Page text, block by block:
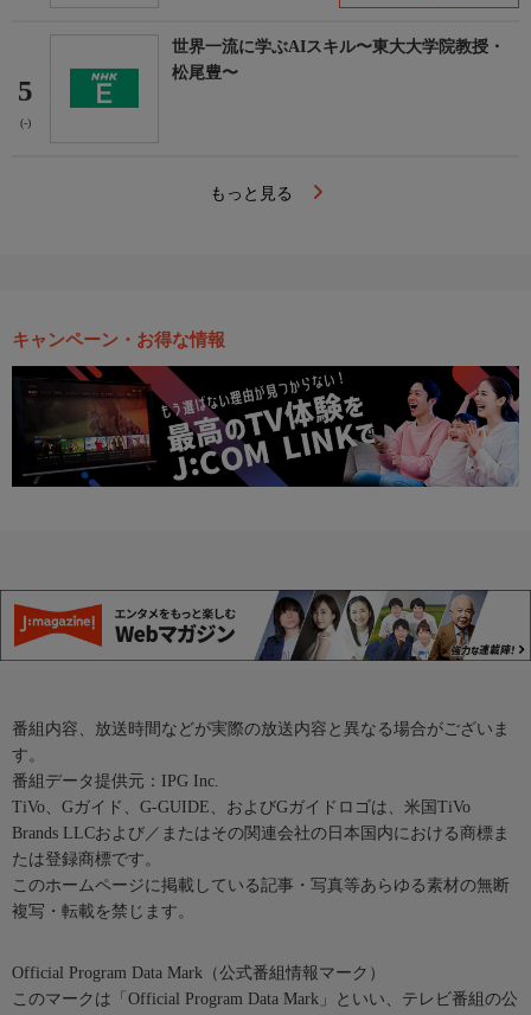
5
(-)
世界一流に学ぶAIスキル〜東大大学院教授・
松尾豊〜
もっと見る
キャンペーン・お得な情報
番組内容、放送時間などが実際の放送内容と異なる場合がございま
す。
番組データ提供元：IPG Inc.
TiVo、Gガイド、G-GUIDE、およびGガイドロゴは、米国TiVo
Brands LLCおよび／またはその関連会社の日本国内における商標ま
たは登録商標です。
このホームページに掲載している記事・写真等あらゆる素材の無断
複写・転載を禁じます。
Official Program Data Mark（公式番組情報マーク）
このマークは「Official Program Data Mark」といい、テレビ番組の公